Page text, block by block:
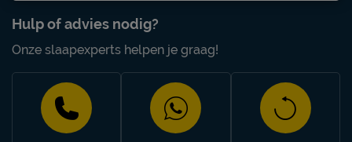
Hulp of advies nodig?
Onze slaapexperts helpen je graag!